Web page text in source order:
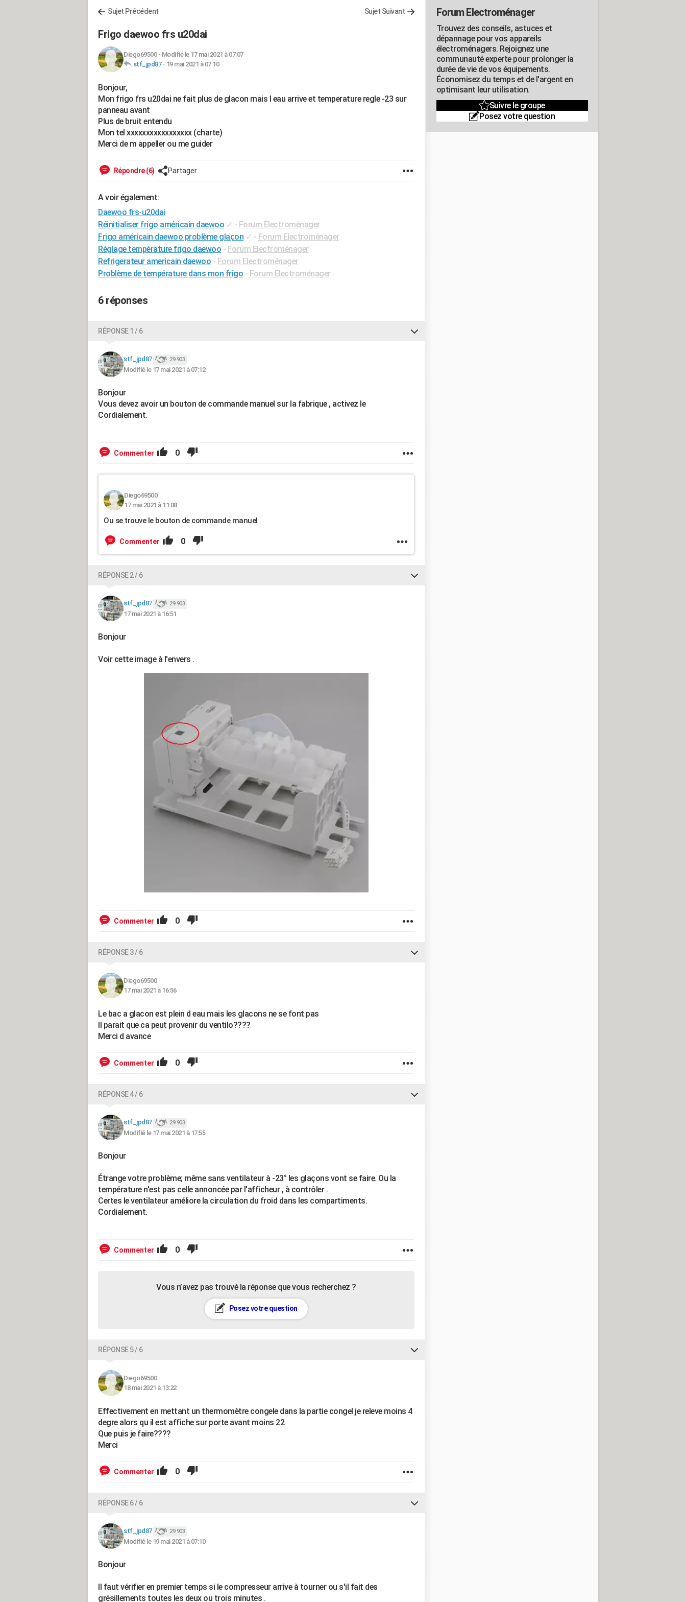
Sujet Précédent Sujet Suivant
Frigo daewoo frs u20dai
Diego69500- Modifié le 17 mai 2021 à 07:07
stf_jpd87- 19 mai 2021 à 07:10
Bonjour,
Mon frigo frs u20dai ne fait plus de glacon mais l eau arrive et temperature regle -23 sur
panneau avant
Plus de bruit entendu
Mon tel xxxxxxxxxxxxxxxxx (charte)
Merci de m appeller ou me guider
Répondre (6) Partager
A voir également:
Daewoo frs-u20dai
Réinitialiser frigo américain daewoo ✓ - Forum Electroménager
Frigo américain daewoo problème glaçon ✓ - Forum Electroménager
Réglage température frigo daewoo - Forum Electroménager
Refrigerateur americain daewoo - Forum Electroménager
Problème de température dans mon frigo - Forum Electroménager
6 réponses
RÉPONSE 1 / 6
stf_jpd87 29 903
Modifié le 17 mai 2021 à 07:12
Bonjour
Vous devez avoir un bouton de commande manuel sur la fabrique , activez le
Cordialement.
Commenter 0
Diego69500
17 mai 2021 à 11:08
Ou se trouve le bouton de commande manuel
Commenter 0
RÉPONSE 2 / 6
stf_jpd87 29 903
17 mai 2021 à 16:51
Bonjour
Voir cette image à l'envers .
Commenter 0
RÉPONSE 3 / 6
Diego69500
17 mai 2021 à 16:56
Le bac a glacon est plein d eau mais les glacons ne se font pas
Il parait que ca peut provenir du ventilo????
Merci d avance
Commenter 0
RÉPONSE 4 / 6
stf_jpd87 29 903
Modifié le 17 mai 2021 à 17:55
Bonjour
Étrange votre problème; même sans ventilateur à -23° les glaçons vont se faire. Ou la
température n'est pas celle annoncée par l'afficheur , à contrôler .
Certes le ventilateur améliore la circulation du froid dans les compartiments.
Cordialement.
Commenter 0
Vous n’avez pas trouvé la réponse que vous recherchez ?
Posez votre question
RÉPONSE 5 / 6
Diego69500
18 mai 2021 à 13:22
Effectivement en mettant un thermomètre congele dans la partie congel je releve moins 4
degre alors qu il est affiche sur porte avant moins 22
Que puis je faire????
Merci
Commenter 0
RÉPONSE 6 / 6
stf_jpd87 29 903
Modifié le 19 mai 2021 à 07:10
Bonjour
Il faut vérifier en premier temps si le compresseur arrive à tourner ou s'il fait des
grésillements toutes les deux ou trois minutes .
Forum Electroménager
Trouvez des conseils, astuces et
dépannage pour vos appareils
électroménagers. Rejoignez une
communauté experte pour prolonger la
durée de vie de vos équipements.
Économisez du temps et de l'argent en
optimisant leur utilisation.
Suivre le groupe
Posez votre question